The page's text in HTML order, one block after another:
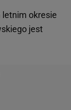
letnim okresie
jest